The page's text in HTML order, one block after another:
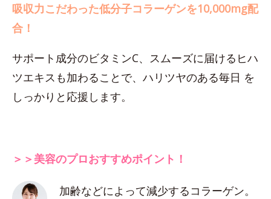
吸収力こだわった低分子コラーゲンを10,000mg配
合！
サポート成分のビタミンC、スムーズに届けるヒハ
ツエキスも加わることで、ハリツヤのある毎日 を
しっかりと応援します。
＞＞美容のプロおすすめポイント！
加齢などによって減少するコラーゲン。